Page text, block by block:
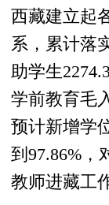
西藏建立起
系，累计落
助学生
学前教育毛
预计新增学
到97.86%，
教师进藏工